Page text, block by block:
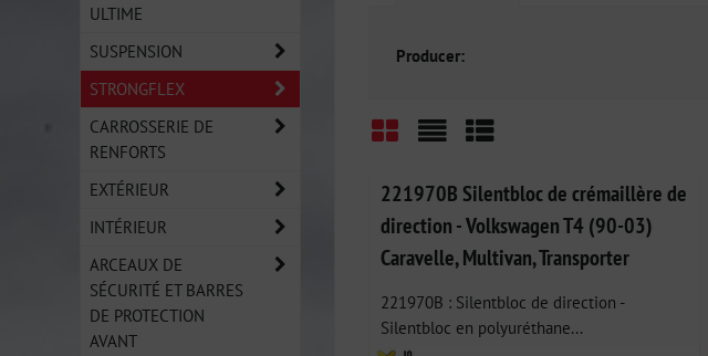
Producer:
221970B Silentbloc de crémaillère de
direction - Volkswagen T4 (90-03)
Caravelle, Multivan, Transporter
221970B : Silentbloc de direction -
Silentbloc en polyuréthane...
ULTIME
SUSPENSION
STRONGFLEX
CARROSSERIE DE
RENFORTS
EXTÉRIEUR
INTÉRIEUR
ARCEAUX DE
SÉCURITÉ ET BARRES
DE PROTECTION
AVANT